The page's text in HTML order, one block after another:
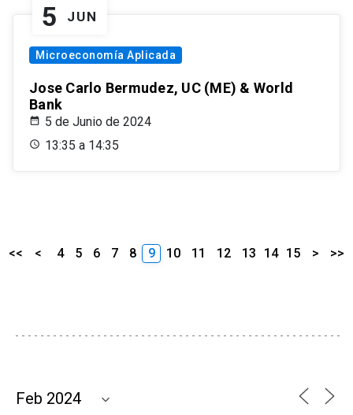
5 JUN
Microeconomía Aplicada
Jose Carlo Bermudez, UC (ME) & World
Bank
5 de Junio de 2024
13:35 a 14:35
<< < 4 5 6 7 8 9 10 11 12 13 14 15 > >>